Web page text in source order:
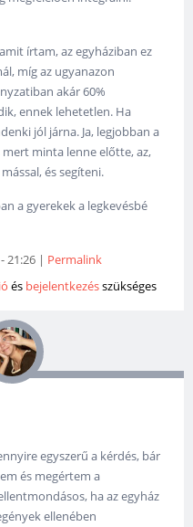
írtam, az egyháziban ez
míg az ugyanazon
akár 60%
ennek lehetetlen. Ha
jól járna. Ja, legjobban a
minta lenne előtte, az,
és segíteni.
a gyerekek a legkevésbé
21:26 | Permalink
és bejelentkezésszükséges
egyszerű a kérdés, bár
és megértem a
ha az egyház
ellenében